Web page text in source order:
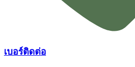
เบอร์ติดต่อ